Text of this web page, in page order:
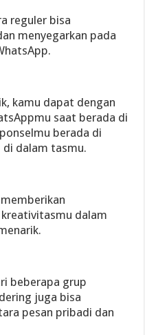
reguler bisa
menyegarkan pada
kamu dapat dengan
saat berada di
berada di
dalam tasmu.
dalam
beberapa grup
juga bisa
pesan pribadi dan